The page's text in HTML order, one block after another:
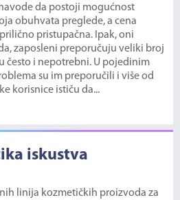
da postoji mogućnost
obuhvata preglede, a cena
pristupačna. Ipak, oni
zaposleni preporučuju veliki broj
često i nepotrebni. U pojedinim
su im preporučili i više od
korisnice ističu da...
iskustva
linija kozmetičkih proizvoda za